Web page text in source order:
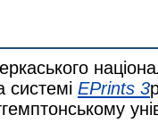
системі EPrints 3